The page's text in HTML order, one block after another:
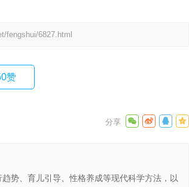
fengshui/6827.html
赞
势、育儿引导、性格养成等现代科学方法，以